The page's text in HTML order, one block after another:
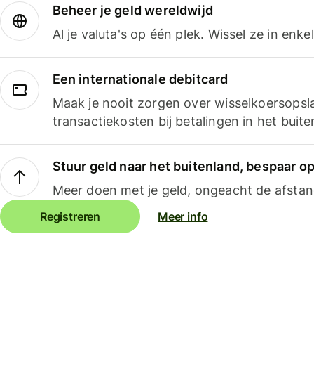
Beheer je geld wereldwijd
Al je valuta's op één plek. Wissel ze in
Een internationale debitcard
Maak je nooit zorgen over
transactiekosten bij betalingen in het
Stuur geld naar het buitenland, bespaar
Meer doen met je geld, ongeacht de
Registreren Meer info